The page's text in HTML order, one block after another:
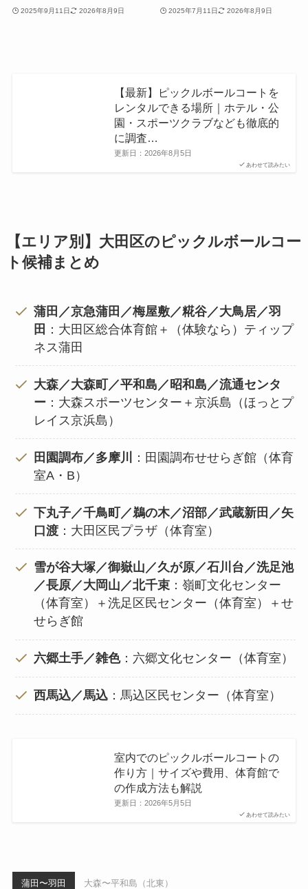
2025年9月11日 2026年8月9日 2025年7月11日 2026年8月9日
あわせて読みたい
【最新】ピックルボールコートを
レンタルできる場所｜ホテル・公
園・スポーツクラブなども徹底的
に調査…
更新日： 2026年8月5日
【エリア別】大田区のピックルボールコー
ト候補まとめ
蒲田／京急蒲田／梅屋敷／糀谷／大鳥居／羽
田 ：大田区総合体育館＋（体験なら）ティップ
ネス蒲田
大森／大森町／平和島／昭和島／流通センタ
ー ：大森スポーツセンター＋京浜島（ほっとプ
レイス京浜島）
田園調布／多摩川
：田園調布せせらぎ館（体育
室A・B）
下丸子／千鳥町／鵜の木／沼部／武蔵新田／矢
口渡 ：大田区民プラザ（体育室）
雪が谷大塚／御嶽山／久が原／石川台／洗足池
／長原／大岡山／北千束 ：嶺町文化センター
（体育室）＋洗足区民センター（体育室）＋せ
せらぎ館
六郷土手／雑色：六郷文化センター（体育室）
西馬込／馬込 ：馬込区民センター（体育室）
あわせて読みたい
室内でのピックルボールコートの
作り方｜サイズや費用、体育館で
の作成方法も解説
更新日： 2026年5月5日
蒲田〜羽田 大森〜平和島（北東）